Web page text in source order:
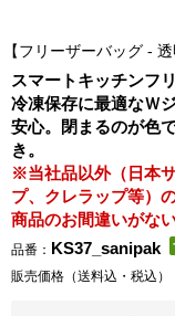
フリーザーバッグ -
スマートキッチン
冷凍保存に最適なＷ
安心。閉まるのが色
き。
※当社品以外（日本
プ、クレラップ等）
商品のお間違いがな
品番： KS37_sanipak
販売価格（送料込・税込）